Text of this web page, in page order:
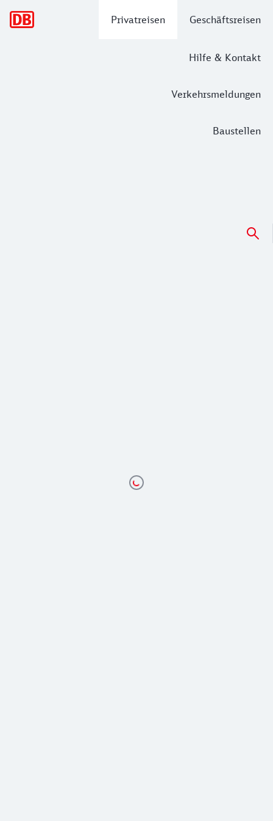
Privatreisen Geschäftsreisen
Hilfe & Kontakt
Verkehrsmeldungen
Baustellen